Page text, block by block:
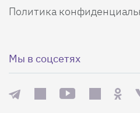
Политика
Мы в соцсетях